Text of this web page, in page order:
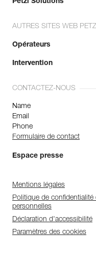
Petzl Solutions
AUTRES SITES WEB
Opérateurs
Intervention
CONTACTEZ-NOUS
Name
Email
Phone
Formulaire de contact
Espace presse
Mentions légales
Politique de
personnelles
Déclaration d'accessibilité
Paramètres des cookies